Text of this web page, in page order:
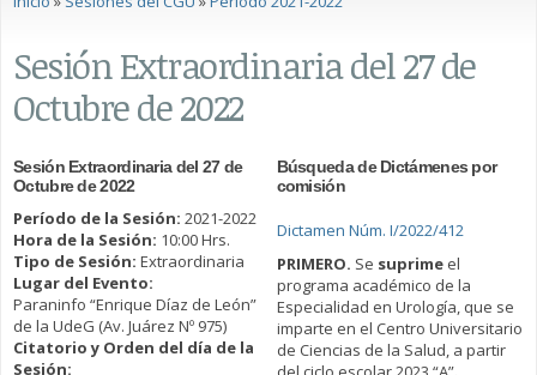
Sesión Extraordinaria del 27 de
Octubre de 2022
Sesión Extraordinaria del 27 de
Octubre de 2022
Período de la Sesión: 2021-2022
Hora de la Sesión: 10:00 Hrs.
Tipo de Sesión: Extraordinaria
Lugar del Evento:
Paraninfo “Enrique Díaz de León”
de la UdeG (Av. Juárez Nº 975)
Citatorio y Orden del día de la
Sesión:
Búsqueda de Dictámenes por
comisión
Dictamen Núm. I/2022/412
PRIMERO. Se suprimeel
programa académico de la
Especialidad en Urología, que se
imparte en el Centro Universitario
de Ciencias de la Salud, a partir